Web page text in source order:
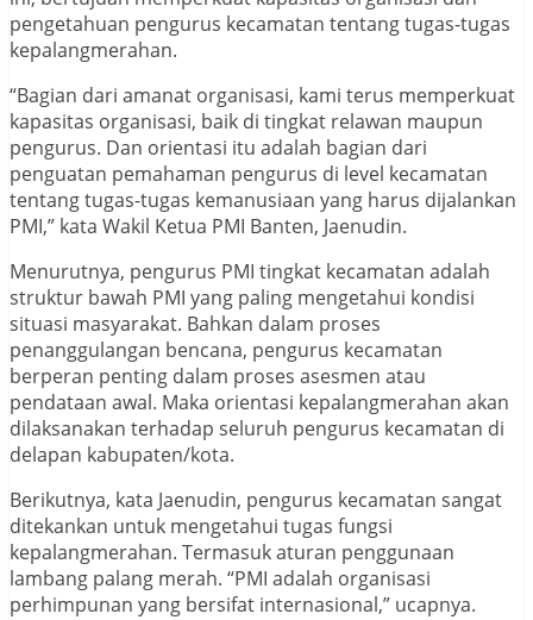
pengetahuan pengurus kecamatan tentang tugas-tugas
kepalangmerahan.
“Bagian dari amanat organisasi, kami terus memperkuat
kapasitas organisasi, baik di tingkat relawan maupun
pengurus. Dan orientasi itu adalah bagian dari
penguatan pemahaman pengurus di level kecamatan
tentang tugas-tugas kemanusiaan yang harus dijalankan
PMI,” kata Wakil Ketua PMI Banten, Jaenudin.
Menurutnya, pengurus PMI tingkat kecamatan adalah
struktur bawah PMI yang paling mengetahui kondisi
situasi masyarakat. Bahkan dalam proses
penanggulangan bencana, pengurus kecamatan
berperan penting dalam proses asesmen atau
pendataan awal. Maka orientasi kepalangmerahan akan
dilaksanakan terhadap seluruh pengurus kecamatan di
delapan kabupaten/kota.
Berikutnya, kata Jaenudin, pengurus kecamatan sangat
ditekankan untuk mengetahui tugas fungsi
kepalangmerahan. Termasuk aturan penggunaan
lambang palang merah. “PMI adalah organisasi
perhimpunan yang bersifat internasional,” ucapnya.